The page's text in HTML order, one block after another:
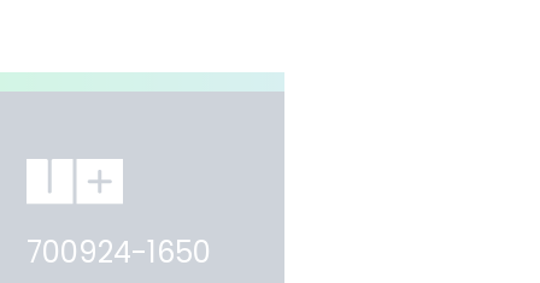
700924-1650